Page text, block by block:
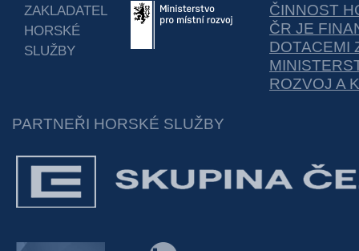
ZAKLADATEL
HORSKÉ
SLUŽBY
ČINNOST
ČR JE
DOTACEMI
ROZVOJ A
PARTNEŘI HORSKÉ SLUŽBY